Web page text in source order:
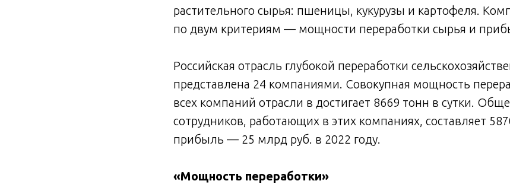
растительного сырья: пшеницы, кукурузы и картофеля.
по двум критериям — мощности переработки сырья и
Российская отрасль глубокой переработки
представлена 24 компаниями. Совокупная мощность
всех компаний отрасли в достигает 8669 тонн в сутки.
сотрудников, работающих в этих компаниях, составляет
прибыль — 25 млрд руб. в 2022 году.
«Мощность переработки»